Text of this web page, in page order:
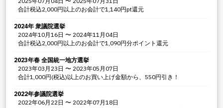
合計税込2,000円以上のお会計で1,140円pt還元
2024年 衆議院選挙
2024年10月16日 〜 2024年11月04日
合計税込2,000円以上のお会計で1,090円分ポイント還元
2023年春 全国統一地方選挙
2023年03月23日 〜 2023年05月07日
合計1,000円(税込)以上のお買い上げ金額から、550円引き！
2022年参議院選挙
2022年06月22日 〜 2022年07月18日